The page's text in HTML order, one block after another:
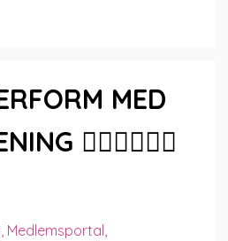
MED
🤸🏻‍♂️🧘🏻‍♀️
Medlemsportal